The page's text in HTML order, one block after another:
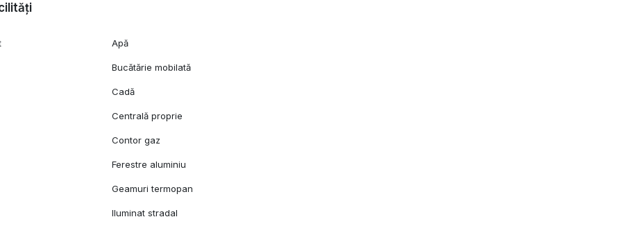
Apă
Bucătărie mobilată
Cadă
Centrală proprie
Contor gaz
Ferestre aluminiu
Geamuri termopan
Iluminat stradal